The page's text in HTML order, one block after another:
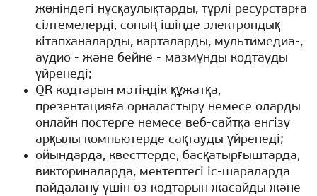
жөніндегі нұсқаулықтарды, түрлі ресурстарға
сілтемелерді, соның ішінде электрондық
кітапханаларды, карталарды, мультимедиа-,
аудио - және бейне - мазмұнды кодтауды
үйренеді;
QR кодтарын мәтіндік құжатқа,
презентацияға орналастыру немесе оларды
онлайн постерге немесе веб-сайтқа енгізу
арқылы компьютерде сақтауды үйренеді;
ойындарда, квесттерде, басқатырғыштарда,
викториналарда, мектептегі іс-шараларда
пайдалану үшін өз кодтарын жасайды және